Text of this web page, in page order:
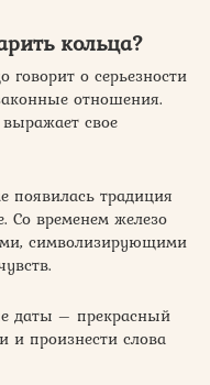
кольца?
о серьезности
отношения.
свое
появилась традиция
Со временем железо
символизирующими
даты – прекрасный
и произнести слова